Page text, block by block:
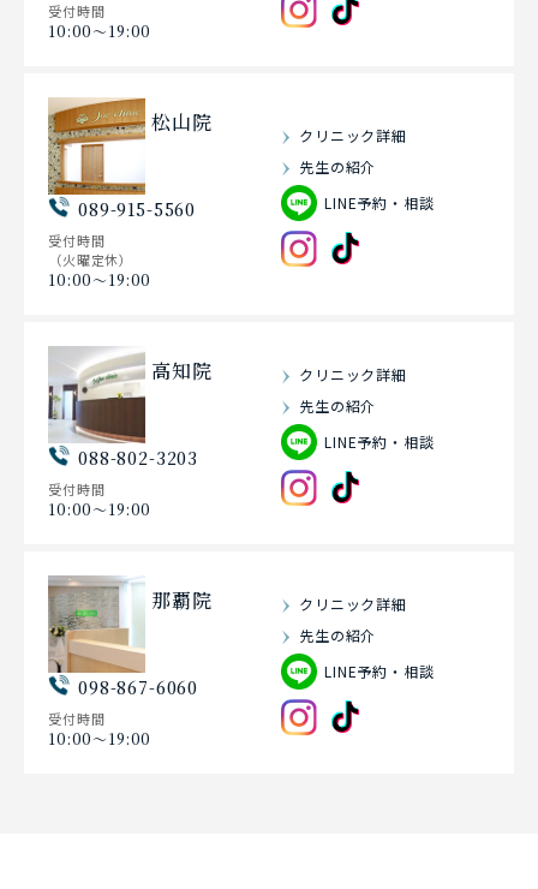
受付時間
10:00〜19:00
松山院
089-915-5560
受付時間
（火曜定休）
10:00〜19:00
クリニック詳細
先生の紹介
LINE予約・相談
高知院
088-802-3203
受付時間
10:00〜19:00
クリニック詳細
先生の紹介
LINE予約・相談
那覇院
098-867-6060
受付時間
10:00〜19:00
クリニック詳細
先生の紹介
LINE予約・相談